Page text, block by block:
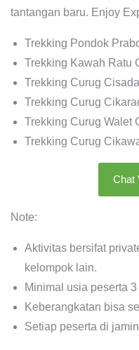
tantangan baru. Enjoy
Trekking Pondok
Trekking Kawah Ratu
Trekking Curug
Trekking Curug
Trekking Curug Walet
Trekking Curug
Chat
Note:
Aktivitas bersifat
kelompok lain.
Minimal usia peserta 3
Keberangkatan bisa
Setiap peserta di